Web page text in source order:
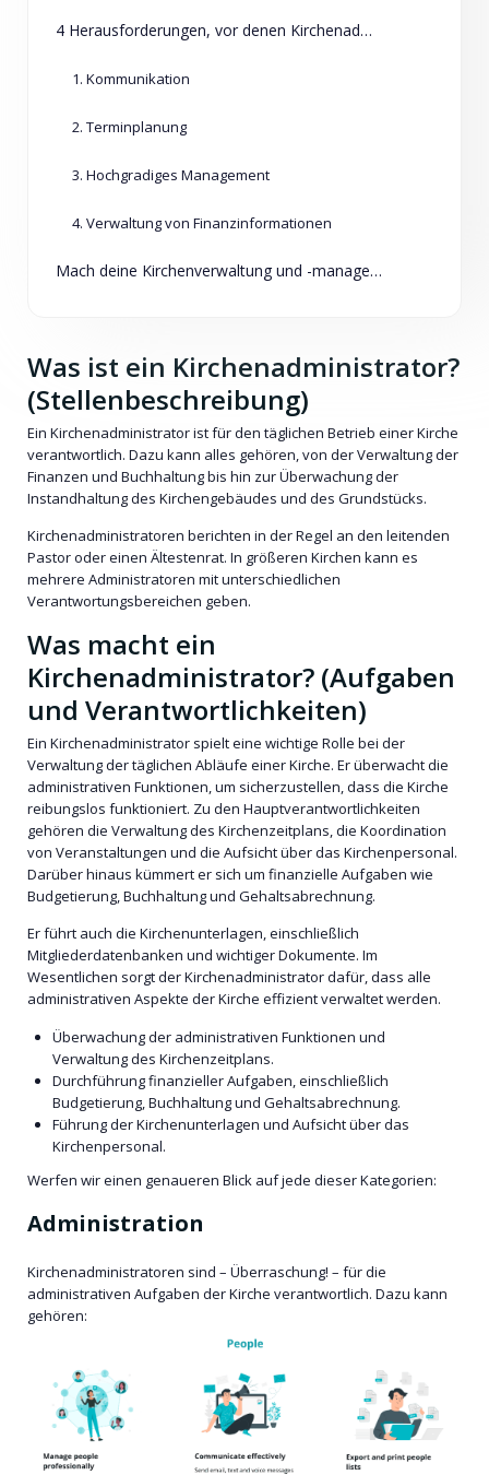
4 Herausforderungen, vor denen Kirchenadministratoren stehen (und wie ChMeetings helfen kann)
1. Kommunikation
2. Terminplanung
3. Hochgradiges Management
4. Verwaltung von Finanzinformationen
Mach deine Kirchenverwaltung und -management einfacher als je zuvor
Was ist ein Kirchenadministrator?
(Stellenbeschreibung)
Ein Kirchenadministrator ist für den täglichen Betrieb einer Kirche
verantwortlich. Dazu kann alles gehören, von der Verwaltung der
Finanzen und Buchhaltung bis hin zur Überwachung der
Instandhaltung des Kirchengebäudes und des Grundstücks.
Kirchenadministratoren berichten in der Regel an den leitenden
Pastor oder einen Ältestenrat. In größeren Kirchen kann es
mehrere Administratoren mit unterschiedlichen
Verantwortungsbereichen geben.
Was macht ein
Kirchenadministrator? (Aufgaben
und Verantwortlichkeiten)
Ein Kirchenadministrator spielt eine wichtige Rolle bei der
Verwaltung der täglichen Abläufe einer Kirche. Er überwacht die
administrativen Funktionen, um sicherzustellen, dass die Kirche
reibungslos funktioniert. Zu den Hauptverantwortlichkeiten
gehören die Verwaltung des Kirchenzeitplans, die Koordination
von Veranstaltungen und die Aufsicht über das Kirchenpersonal.
Darüber hinaus kümmert er sich um finanzielle Aufgaben wie
Budgetierung, Buchhaltung und Gehaltsabrechnung.
Er führt auch die Kirchenunterlagen, einschließlich
Mitgliederdatenbanken und wichtiger Dokumente. Im
Wesentlichen sorgt der Kirchenadministrator dafür, dass alle
administrativen Aspekte der Kirche effizient verwaltet werden.
Überwachung der administrativen Funktionen und
Verwaltung des Kirchenzeitplans.
Durchführung finanzieller Aufgaben, einschließlich
Budgetierung, Buchhaltung und Gehaltsabrechnung.
Führung der Kirchenunterlagen und Aufsicht über das
Kirchenpersonal.
Werfen wir einen genaueren Blick auf jede dieser Kategorien:
Administration
Kirchenadministratoren sind – Überraschung! – für die
administrativen Aufgaben der Kirche verantwortlich. Dazu kann
gehören: